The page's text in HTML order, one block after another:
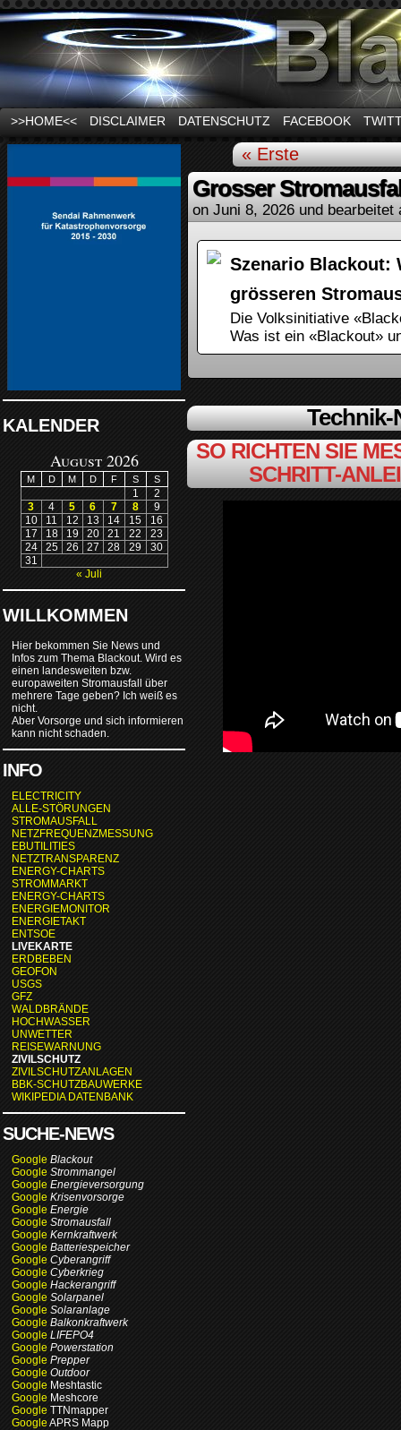
News und Infos zum Thema Stromausfall
>>HOME<< DISCLAIMER DATENSCHUTZ FACEBOOK
KALENDER
August 2026
M D M D F S S
1
2
3
4 5 6 7 8
9
10
11 12 13 14 15
16
17
18 19 20 21 22
23
24
25 26 27 28 29
30
31
« Juli
WILLKOMMEN
Hier bekommen Sie News und
Infos zum Thema Blackout. Wird es
einen landesweiten bzw.
europaweiten Stromausfall über
mehrere Tage geben? Ich weiß es
nicht.
Aber Vorsorge und sich informieren
kann nicht schaden.
INFO
ELECTRICITY
ALLE-STÖRUNGEN
STROMAUSFALL
NETZFREQUENZMESSUNG
EBUTILITIES
NETZTRANSPARENZ
ENERGY-CHARTS
STROMMARKT
ENERGY-CHARTS
ENERGIEMONITOR
ENERGIETAKT
ENTSOE
LIVEKARTE
ERDBEBEN
GEOFON
USGS
GFZ
WALDBRÄNDE
HOCHWASSER
UNWETTER
REISEWARNUNG
ZIVILSCHUTZ
ZIVILSCHUTZANLAGEN
BBK-SCHUTZBAUWERKE
WIKIPEDIA DATENBANK
SUCHE-NEWS
Google Blackout
Google Strommangel
Google Energieversorgung
Google Krisenvorsorge
Google Energie
Google Stromausfall
Google Kernkraftwerk
Google Batteriespeicher
Google Cyberangriff
Google Cyberkrieg
Google Hackerangriff
Google Solarpanel
Google Solaranlage
Google Balkonkraftwerk
Google LIFEPO4
Google Powerstation
Google Prepper
Google Outdoor
Google Meshtastic
Google Meshcore
Google TTNmapper
Google APRS Mapp
« Erste
Grosser
on Juni 8, 2026 und bearbeitet
Szenario Blackout:
grösseren
Die Volksinitiative
Was ist ein «Blackout»
SO RICHTEN SIE
SCHRITT-